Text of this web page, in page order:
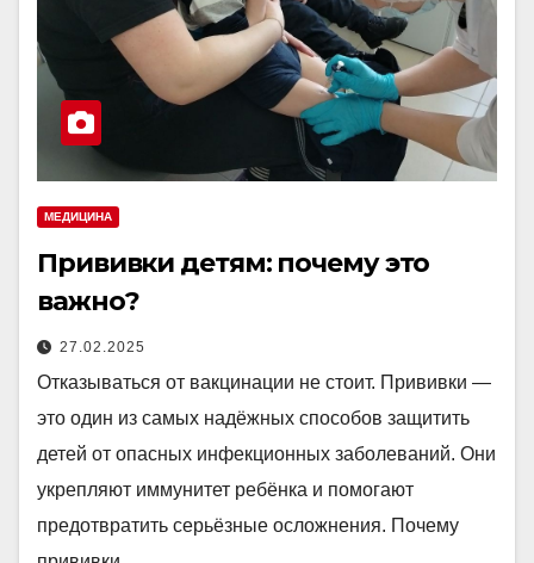
МЕДИЦИНА
Прививки детям: почему это
важно?
27.02.2025
Отказываться от вакцинации не стоит. Прививки —
это один из самых надёжных способов защитить
детей от опасных инфекционных заболеваний. Они
укрепляют иммунитет ребёнка и помогают
предотвратить серьёзные осложнения. Почему